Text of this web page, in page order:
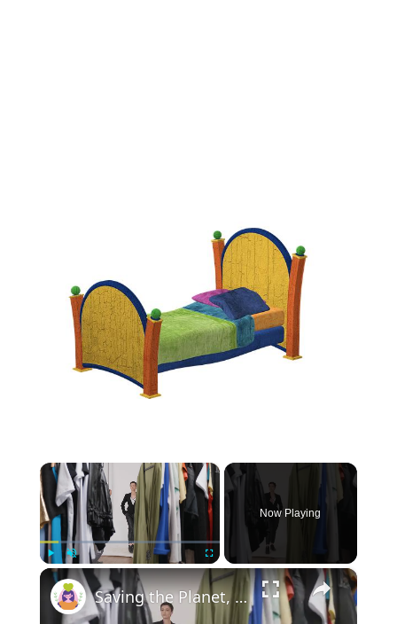
×
Play Unmute
Now Playing
×
Saving the Planet, One Garment at a Time: Ethical and Sustainable Apparel Services